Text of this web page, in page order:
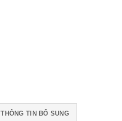
THÔNG TIN BỔ SUNG